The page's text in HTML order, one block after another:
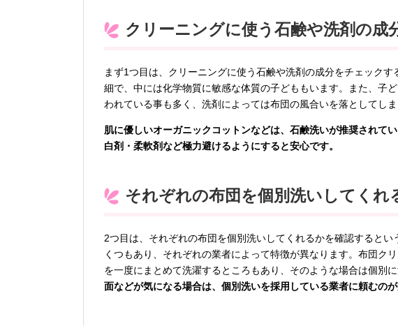
クリーニングに使う石鹸や洗剤の成
まず1つ目は、クリーニングに使う石鹸や洗剤の成分をチェック
細で、中には化学物質に敏感な体質の子どももいます。また、子
われている事も多く、洗剤によっては布団の風合いを落としてしま
肌に優しいオーガニックコットンなどは、石鹸洗いが推奨されて
白剤・柔軟剤など極力避けるようにすると安心です。
それぞれの布団を個別洗いしてくれ
2つ目は、それぞれの布団を個別洗いしてくれるかを確認すると
くつもあり、それぞれの業者によって特徴が異なります。布団ク
を一度にまとめて洗濯するところもあり、そのような場合は個別
面などが気になる場合は、個別洗いを採用している業者に頼むのが